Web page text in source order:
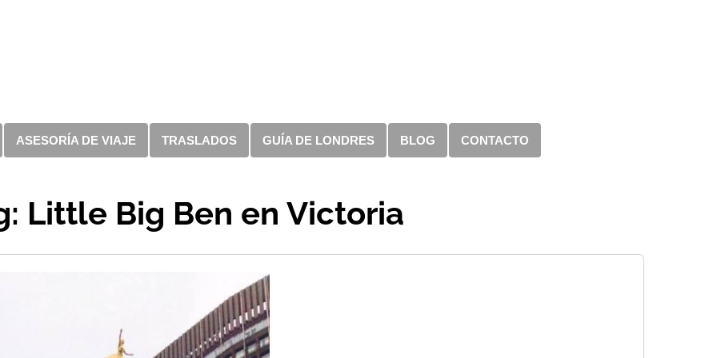
ASESORÍA DE VIAJE TRASLADOS GUÍA DE LONDRES BLOG CONTACTO
Little Big Ben en Victoria